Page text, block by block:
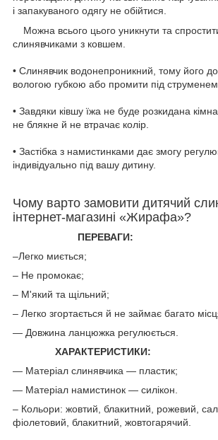
і запакуваного одягу не обійтися.
Можна всього цього уникнути та
слинявчиками з ковшем.
• Слинявчик водонепроникний, тому його
вологою губкою або промити під
• Завдяки ківшу їжа не буде розкидана
не блякне й не втрачає колір.
• Застібка з намистинками дає змогу
індивідуально під вашу дитину.
Чому варто замовити дитячий
інтернет-магазині «Жирафа»?
ПЕРЕВАГИ:
–Легко миється;
– Не промокає;
– М'який та щільний;
– Легко згортається й не займає багато
— Довжина ланцюжка регулюється.
ХАРАКТЕРИСТИКИ:
— Матеріал слинявчика — пластик;
— Матеріал намистинок — силікон.
– Кольори: жовтий, блакитний, рожевий,
фіолетовий, блакитний, жовтогарячий.